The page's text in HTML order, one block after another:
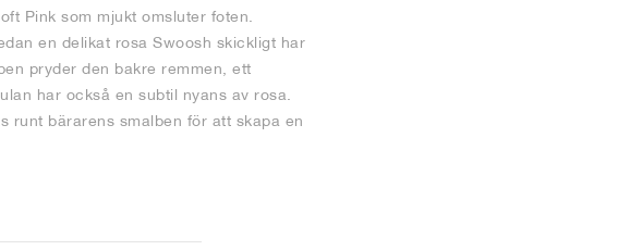
Pink som mjukt omsluter foten.
en delikat rosa Swoosh skickligt har
pryder den bakre remmen, ett
har också en subtil nyans av rosa.
runt bärarens smalben för att skapa en